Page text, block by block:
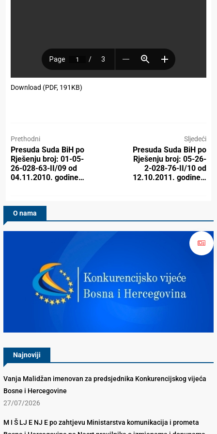
Download (PDF, 191KB)
Prethodni
Presuda Suda BiH po
Rješenju broj: 01-05-
26-028-63-II/09 od
04.11.2010. godine…
Sljedeći
Presuda Suda BiH po
Rješenju broj: 05-26-
2-028-76-II/10 od
12.10.2011. godine…
O nama
Najnoviji
Vanja Malidžan imenovan za predsjednika Konkurencijskog vijeća
Bosne i Hercegovine
27/07/2026
M I Š LJ E NJ E po zahtjevu Ministarstva komunikacija i prometa